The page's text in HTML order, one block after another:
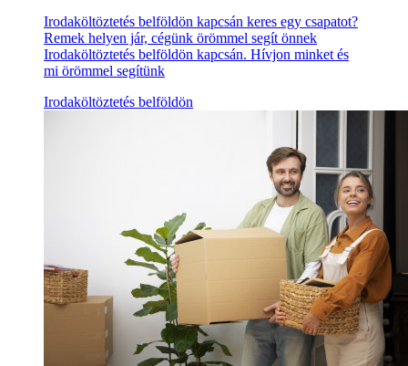
Irodaköltöztetés belföldön kapcsán keres egy csapatot?
Remek helyen jár, cégünk örömmel segít önnek
Irodaköltöztetés belföldön kapcsán. Hívjon minket és
mi örömmel segítünk
Irodaköltöztetés belföldön